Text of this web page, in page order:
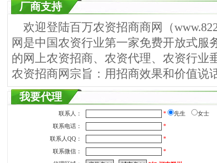
厂商支持
欢迎登陆百万农资招商商网（
网是中国农资行业第一家免费开放式服
的网上农资招商、农资代理、农资行业
农资招商网宗旨：用招商效果和价值说
我要代理
联系人： * 先生
女士
联系电话：
*
联系人QQ：
*
联系微信：
*